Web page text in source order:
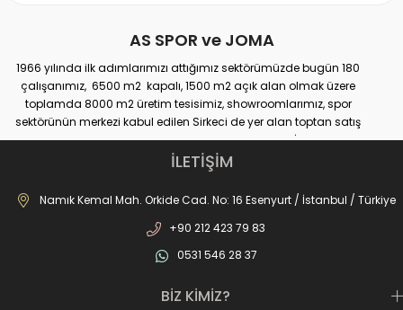
AS SPOR ve JOMA
1966 yılında ilk adımlarımızı attığımız sektörümüzde bugün 180
çalışanımız, 6500 m2 kapalı, 1500 m2 açık alan olmak üzere
toplamda 8000 m2 üretim tesisimiz, showroomlarımız, spor
sektörünün merkezi kabul edilen Sirkeci de yer alan toptan satış
mağazamız, Türkiye genelinde yaklaşık 300 bayimiz, İstanbul’da 10
perakande mağazamız, Türkiye’ye hizmet eden e-ticaret sanal
mağazamız ile AS SPOR ailesi günden güne büyüyerek sektöre,
JOMA markası ile de Türkiye'de ülkemize hizmet etmektedir.
İLETİŞİM
Namık Kemal Mah. Orkide Cad. No: 16 Esenyurt / İstanbul / Türkiye
+90 212 423 79 83
0531 546 28 37
BİZ KİMİZ?